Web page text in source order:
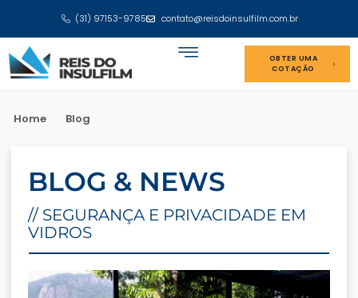
(31) 97153-9785 contato@reisdoinsulfilm.com.br
OBTER UMA
COTAÇÃO
Home Blog
BLOG & NEWS
// SEGURANÇA E PRIVACIDADE EM
VIDROS